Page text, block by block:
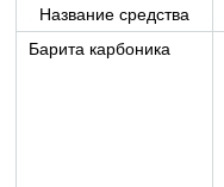
Название средства
Барита карбоника